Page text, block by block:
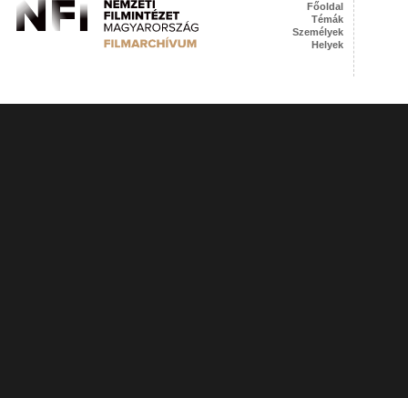
Főoldal
Témák
Személyek
Helyek